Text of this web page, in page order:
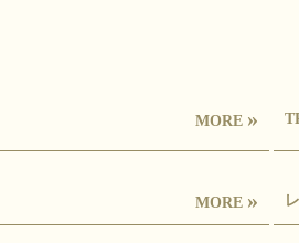
MORE »
MORE »